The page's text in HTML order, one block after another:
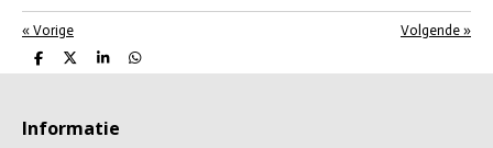
« Vorige Volgende »
D
e
n
D
e
S
h
e
D
e
Informatie